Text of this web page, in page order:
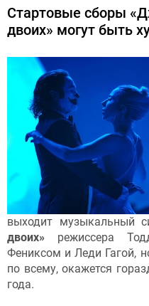
Стартовые сборы
двоих» могут быть
выходит музыкальный
двоих» режиссера
Фениксом и Леди Гагой,
по всему, окажется
года.